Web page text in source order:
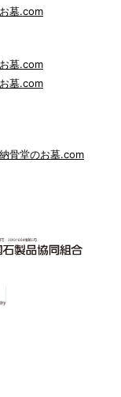
墓.com
墓.com
墓.com
納骨堂のお墓.com